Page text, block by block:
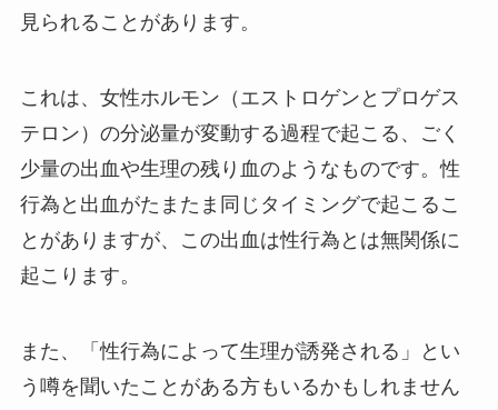
見られることがあります。
これは、女性ホルモン（エストロゲンとプロゲス
テロン）の分泌量が変動する過程で起こる、ごく
少量の出血や生理の残り血のようなものです。性
行為と出血がたまたま同じタイミングで起こるこ
とがありますが、この出血は性行為とは無関係に
起こります。
また、「性行為によって生理が誘発される」とい
う噂を聞いたことがある方もいるかもしれません